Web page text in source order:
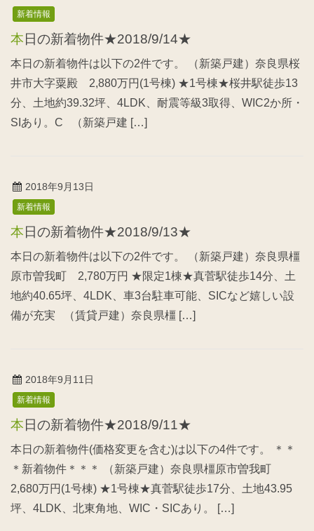
新着情報
本日の新着物件★2018/9/14★
本日の新着物件は以下の2件です。 （新築戸建）奈良県桜
井市大字粟殿 2,880万円(1号棟) ★1号棟★桜井駅徒歩13
分、土地約39.32坪、4LDK、耐震等級3取得、WIC2か所・
SIあり。C （新築戸建 […]
2018年9月13日
新着情報
本日の新着物件★2018/9/13★
本日の新着物件は以下の2件です。 （新築戸建）奈良県橿
原市曽我町 2,780万円 ★限定1棟★真菅駅徒歩14分、土
地約40.65坪、4LDK、車3台駐車可能、SICなど嬉しい設
備が充実 （賃貸戸建）奈良県橿 […]
2018年9月11日
新着情報
本日の新着物件★2018/9/11★
本日の新着物件(価格変更を含む)は以下の4件です。 ＊＊
＊新着物件＊＊＊ （新築戸建）奈良県橿原市曽我町
2,680万円(1号棟) ★1号棟★真菅駅徒歩17分、土地43.95
坪、4LDK、北東角地、WIC・SICあり。 […]